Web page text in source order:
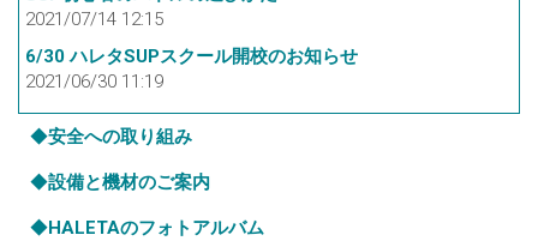
2021/07/14 12:15
6/30 ハレタSUPスクール開校のお知らせ
2021/06/30 11:19
◆安全への取り組み
◆設備と機材のご案内
◆HALETAのフォトアルバム